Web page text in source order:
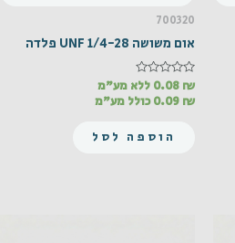
700320
אום משושה UNF 1/4-28 פלדה
דורג
מתוך
0.08 ₪
ללא מע"מ
0.09 ₪ כולל מע"מ
הוספה לסל